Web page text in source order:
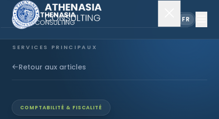
FR
SERVICES PRINCIPAUX
Constitution de société
Retour aux articles
COMPTABILITÉ & FISCALITÉ